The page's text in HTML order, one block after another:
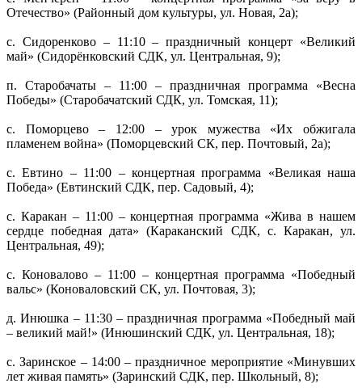
Отечество» (Районный дом культуры, ул. Новая, 2а);
с. Сидоренково – 11:10 – праздничный концерт «Великий
май» (Сидорёнковский СДК, ул. Центральная, 9);
п. Старобачаты – 11:00 – праздничная программа «Весна
Победы» (Старобачатский СДК, ул. Томская, 11);
с. Поморцево – 12:00 – урок мужества «Их обжигала
пламенем война» (Поморцевский СК, пер. Почтовый, 2а);
с. Евтино – 11:00 – концертная программа «Великая наша
Победа» (Евтинский СДК, пер. Садовый, 4);
с. Каракан – 11:00 – концертная программа «Жива в нашем
сердце победная дата» (Караканский СДК, с. Каракан, ул.
Центральная, 49);
с. Коновалово – 11:00 – концертная программа «Победный
вальс» (Коноваловский СК, ул. Почтовая, 3);
д. Инюшка – 11:30 – праздничная программа «Победный май
– великий май!» (Инюшинский СДК, ул. Центральная, 18);
с. Заринское – 14:00 – праздничное мероприятие «Минувших
лет живая память» (Заринский СДК, пер. Школьный, 8);